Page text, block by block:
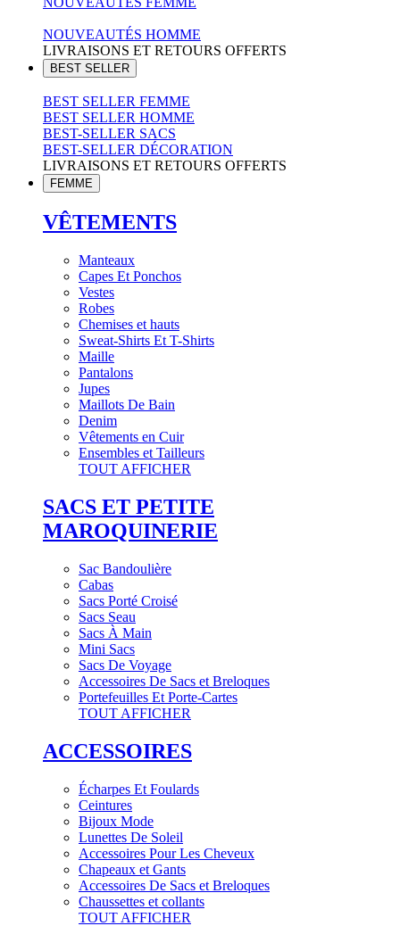
NOUVEAUTÉS HOMME
LIVRAISONS ET RETOURS OFFERTS
BEST SELLER
BEST SELLER FEMME
BEST SELLER HOMME
BEST-SELLER SACS
BEST-SELLER DÉCORATION
LIVRAISONS ET RETOURS OFFERTS
FEMME
VÊTEMENTS
Manteaux
Capes Et Ponchos
Vestes
Robes
Chemises et hauts
Sweat-Shirts Et T-Shirts
Maille
Pantalons
Jupes
Maillots De Bain
Denim
Vêtements en Cuir
Ensembles et Tailleurs
TOUT AFFICHER
SACS ET PETITE
MAROQUINERIE
Sac Bandoulière
Cabas
Sacs Porté Croisé
Sacs Seau
Sacs À Main
Mini Sacs
Sacs De Voyage
Accessoires De Sacs et Breloques
Portefeuilles Et Porte-Cartes
TOUT AFFICHER
ACCESSOIRES
Écharpes Et Foulards
Ceintures
Bijoux Mode
Lunettes De Soleil
Accessoires Pour Les Cheveux
Chapeaux et Gants
Accessoires De Sacs et Breloques
Chaussettes et collants
TOUT AFFICHER